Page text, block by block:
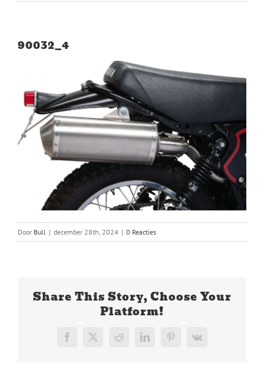
90032_4
Door Bull | december 28th, 2024 | 0 Reacties
Share This Story, Choose Your
Platform!
Facebook
X RedditLinkedInPinterest
Vk